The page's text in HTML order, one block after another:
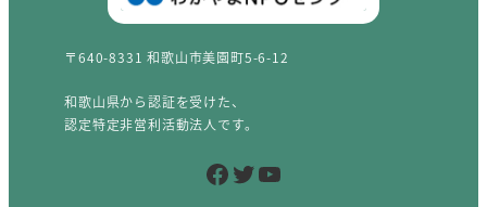
〒640-8331 和歌山市美園町5-6-12
和歌山県から認証を受けた、
認定特定非営利活動法人です。
Facebook Twitter YouTube